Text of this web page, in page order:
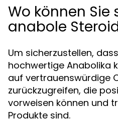
Wo können Sie
anabole
Um sicherzustellen,
hochwertige Anabolika
auf vertrauenswürdige
zurückzugreifen, die
vorweisen können und
Produkte sind.